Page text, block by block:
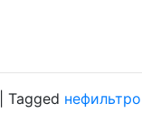
| Tagged